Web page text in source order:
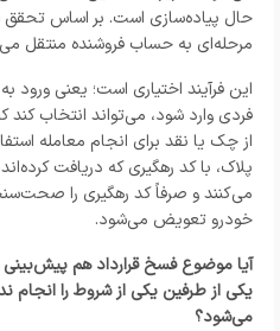
حال پیاده‌سازی است. بر اساس
مرحله‌ای به حساب فروشنده منتقل
این فرآیند اختیاری است؛ یعنی ورود
فردی وارد شود، می‌تواند انتخاب کند
از چک یا نقد برای انجام معامله
پلاک، با کد رهگیری که دریافت
می‌کنند و صرفاً کد رهگیری را
خودرو تعویض می‌شود.
آیا موضوع فسخ قرارداد هم
یکی از طرفین یکی از شروط را انجام
می‌شود؟